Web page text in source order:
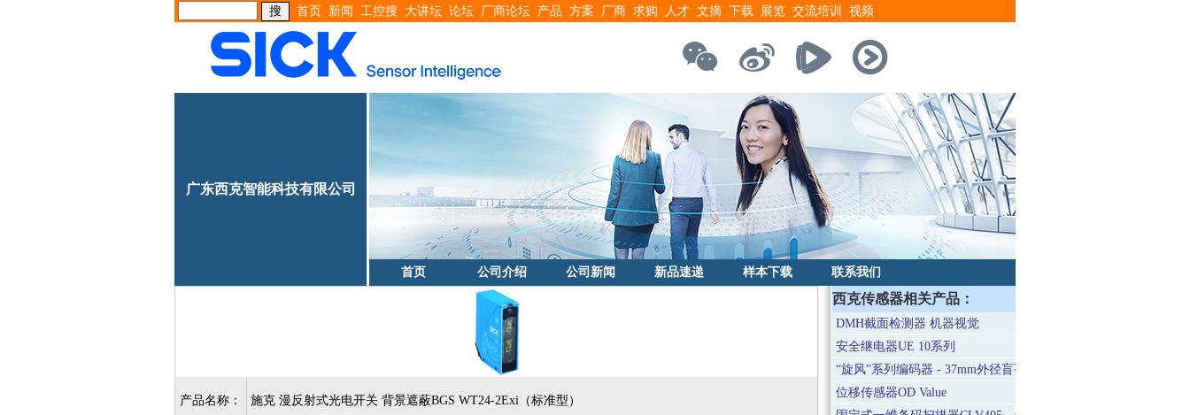
首页 新闻 工控搜 大讲坛 论坛 厂商论坛 产品 方案 厂商 求购 人才 文摘 下载 展览 交流培训 视频
广东西克智能科技有限公司
首页 公司介绍 公司新闻 新品速递 样本下载 联系我们
产品名称： 施克 漫反射式光电开关 背景遮蔽BGS WT24-2Exi（标准型）
西克传感器相关产品：
DMH截面检测器 机器视觉
安全继电器UE 10系列
“旋风”系列编码器 - 37mm外径盲孔轴型/- 37mm外径实心轴型
位移传感器OD Value